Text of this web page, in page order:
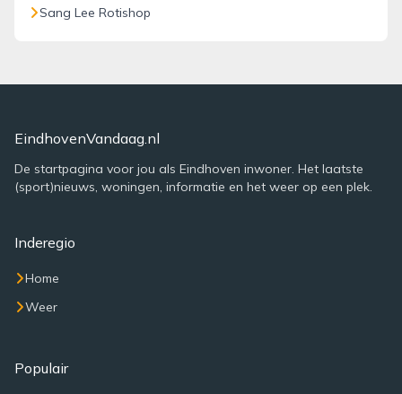
Sang Lee Rotishop
EindhovenVandaag.nl
De startpagina voor jou als Eindhoven inwoner. Het laatste
(sport)nieuws, woningen, informatie en het weer op een plek.
Inderegio
Home
Weer
Populair